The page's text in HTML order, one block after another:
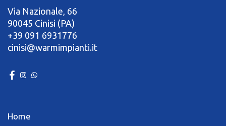
Via Nazionale, 66
90045 Cinisi (PA)
+39 091 6931776
cinisi@warmimpianti.it
Home